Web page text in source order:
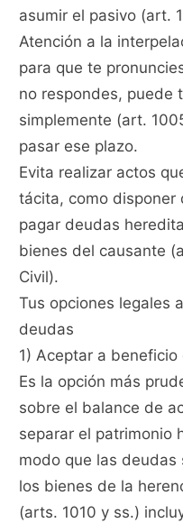
asumir el pasivo (art.
Atención a la
para que te
no respondes, puede
simplemente (art.
pasar ese plazo.
Evita realizar actos
tácita, como disponer
pagar deudas
bienes del causante
Civil).
Tus opciones legales
deudas
1) Aceptar a
Es la opción más
sobre el balance de
separar el patrimonio
modo que las deudas
los bienes de la
(arts. 1010 y ss.)